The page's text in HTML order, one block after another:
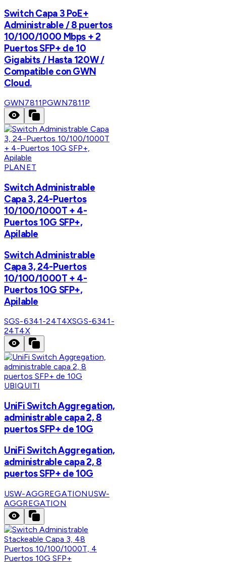
Switch Capa 3 PoE+
Administrable / 8 puertos
10/100/1000 Mbps + 2
Puertos SFP+ de 10
Gigabits / Hasta 120W /
Compatible con GWN
Cloud.
GWN7811PGWN7811P
PLANET
Switch Administrable
Capa 3, 24-Puertos
10/100/1000T + 4-
Puertos 10G SFP+,
Apilable
Switch Administrable
Capa 3, 24-Puertos
10/100/1000T + 4-
Puertos 10G SFP+,
Apilable
SGS-6341-24T4XSGS-6341-
24T4X
UBIQUITI
UniFi Switch Aggregation,
administrable capa 2, 8
puertos SFP+ de 10G
UniFi Switch Aggregation,
administrable capa 2, 8
puertos SFP+ de 10G
USW-AGGREGATIONUSW-
AGGREGATION